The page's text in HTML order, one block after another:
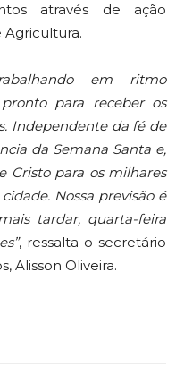
através de ação
Agricultura.
em ritmo
para receber os
Independente da fé de
da Semana Santa e,
Cristo para os milhares
Nossa previsão é
tardar, quarta-feira
, ressalta o secretário
Alisson Oliveira.